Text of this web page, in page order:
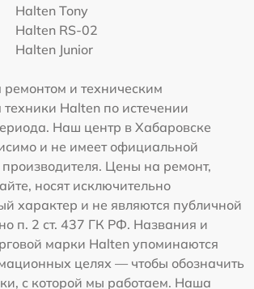
Halten Tony
Halten RS-02
Halten Junior
и техническим
Halten по истечении
Наш центр в Хабаровске
и не имеет официальной
Цены на ремонт,
носят исключительно
характер и не являются публичной
п. 2 ст. 437 ГК РФ. Названия и
марки Halten упоминаются
целях — чтобы обозначить
с которой мы работаем. Наша